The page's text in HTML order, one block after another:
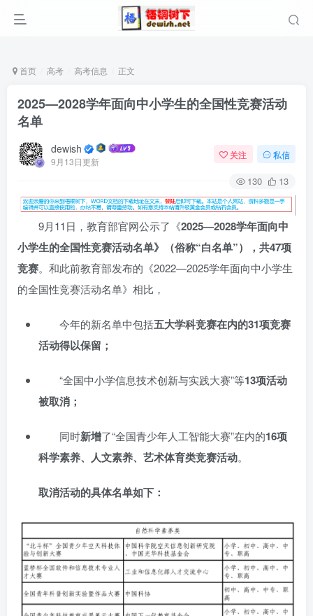
首页 高考 高考信息 正文
2025—2028学年面向中小学生的全国性竞赛活动
名单
dewish
9月13日更新
关注 私信
130 13
9月11日，教育部官网公示了《2025—2028学年面向中
小学生的全国性竞赛活动名单》（俗称“白名单”），共47项
竞赛。和此前教育部发布的《2022—2025学年面向中小学生
的全国性竞赛活动名单》相比，
今年的新名单中包括五大学科竞赛在内的31项竞赛
活动得以保留；
“全国中小学信息技术创新与实践大赛”等13项活动
被取消；
同时新增了“全国青少年人工智能大赛”在内的16项
科学素养、人文素养、艺术体育类竞赛活动。
取消活动的具体名单如下：